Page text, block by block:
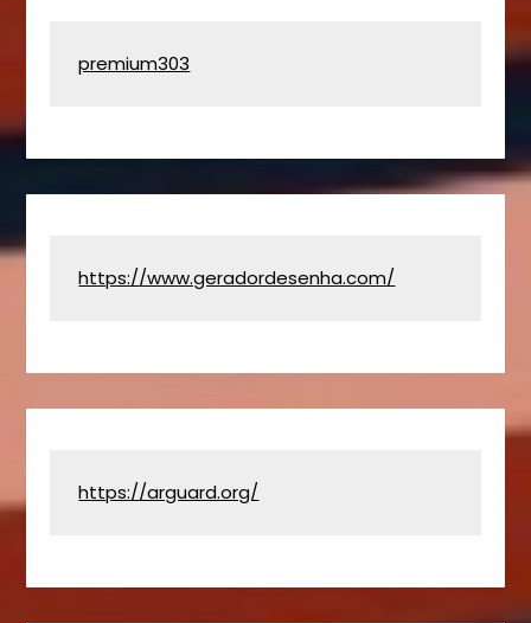
premium303
https://www.geradordesenha.com/
https://arguard.org/